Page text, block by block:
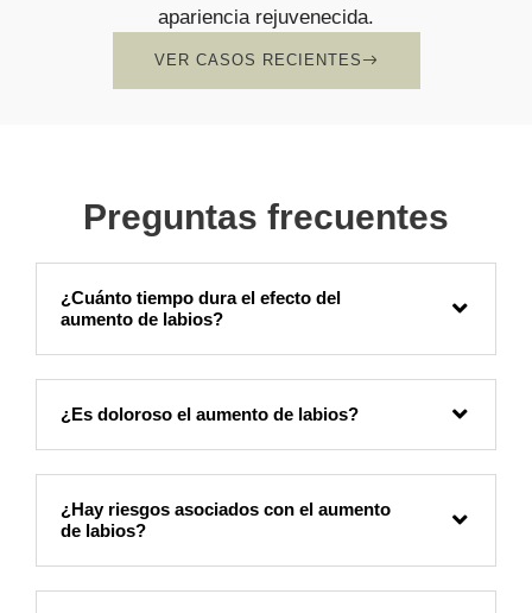
apariencia rejuvenecida.
VER CASOS RECIENTES
Preguntas frecuentes
¿Cuánto tiempo dura el efecto del
aumento de labios?
¿Es doloroso el aumento de labios?
¿Hay riesgos asociados con el aumento
de labios?